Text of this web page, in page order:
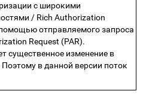
с широкими
/ Rich Authorization
отправляемого запроса
Request (PAR).
существенное изменение в
в данной версии поток